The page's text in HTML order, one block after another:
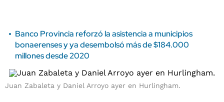
Banco Provincia reforzó la asistencia a municipios
bonaerenses y ya desembolsó más de $184.000
millones desde 2020
Juan Zabaleta y Daniel Arroyo ayer en Hurlingham.